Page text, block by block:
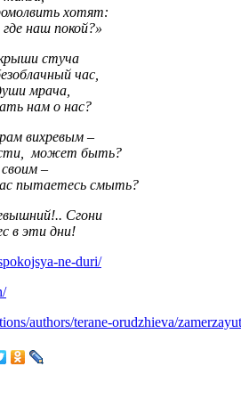
хотят:
наш покой?»
стуча
час,
мрача,
нам о нас?
вихревым –
может быть?
–
пытаетесь смыть?
Сгони
в эти дни!
ne-duri/
authors/terane-orudzhieva/